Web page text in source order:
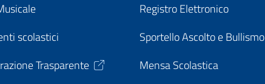
scolastici
Trasparente
Registro Elettronico
Sportello Ascolto e Bullismo
Mensa Scolastica